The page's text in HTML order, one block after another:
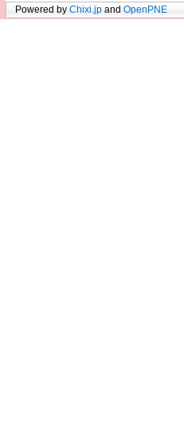
Powered by Chixi.jp and OpenPNE